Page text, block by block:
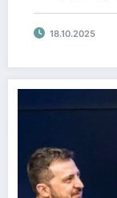
18.10.2025